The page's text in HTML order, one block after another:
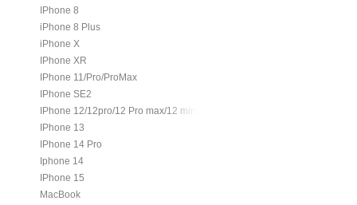
IPhone 8
iPhone 8 Plus
iPhone X
IPhone XR
IPhone 11/Pro/ProMax
IPhone SE2
IPhone 12/12pro/12 Pro max/12 mini.
IPhone 13
IPhone 14 Pro
Iphone 14
IPhone 15
MacBook